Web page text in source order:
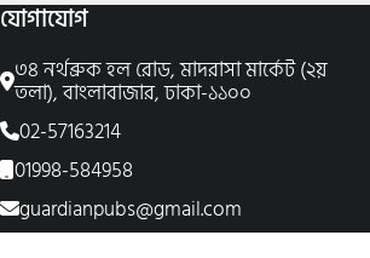
যোগাযোগ
৩৪ নর্থব্রুক হল রোড, মাদরাসা মার্কেট (২য়
তলা), বাংলাবাজার, ঢাকা-১১০০
02-57163214
01998-584958
guardianpubs@gmail.com